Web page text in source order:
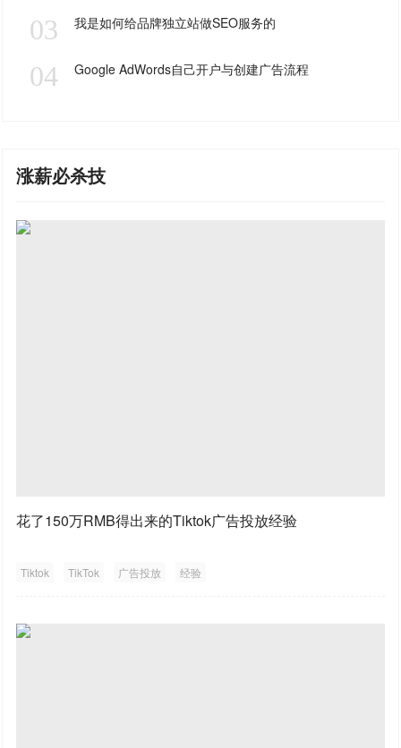
03 我是如何给品牌独立站做SEO服务的
04 Google AdWords自己开户与创建广告流程
涨薪必杀技
花了150万RMB得出来的Tiktok广告投放经验
Tiktok TikTok 广告投放 经验